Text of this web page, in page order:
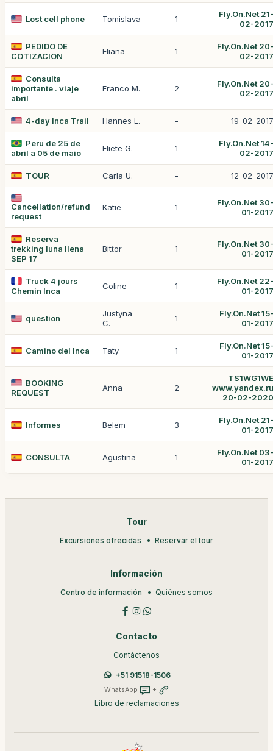
Lost cell phone Tomislava 1
Fly.On.Net 21-
02-2017
PEDIDO DE
COTIZACION
Eliana 1
Fly.On.Net 20-
02-2017
Consulta
importante . viaje
abril
Franco M. 2
Fly.On.Net 20-
02-2017
4-day Inca Trail Hannes L. - 19-02-2017
Peru de 25 de
abril a 05 de maio
Eliete G. 1
Fly.On.Net 14-
02-2017
TOUR Carla U. - 12-02-2017
Cancellation/refund
request
Katie 1
Fly.On.Net 30-
01-2017
Reserva
trekking luna llena
SEP 17
Bittor 1
Fly.On.Net 30-
01-2017
Truck 4 jours
Chemin Inca
Coline 1
Fly.On.Net 22-
01-2017
question
Justyna
C.
1
Fly.On.Net 15-
01-2017
Camino del Inca Taty 1
Fly.On.Net 15-
01-2017
BOOKING
REQUEST
Anna 2
TS1WG1WE
www.yandex.ru
20-02-2020
Informes Belem 3
Fly.On.Net 21-
01-2017
CONSULTA Agustina 1
Fly.On.Net 03-
01-2017
Tour
Excursiones ofrecidas Reservar el tour
Información
Centro de información Quiénes somos
Contacto
Contáctenos
+51 91518-1506
WhatsApp +
Libro de reclamaciones